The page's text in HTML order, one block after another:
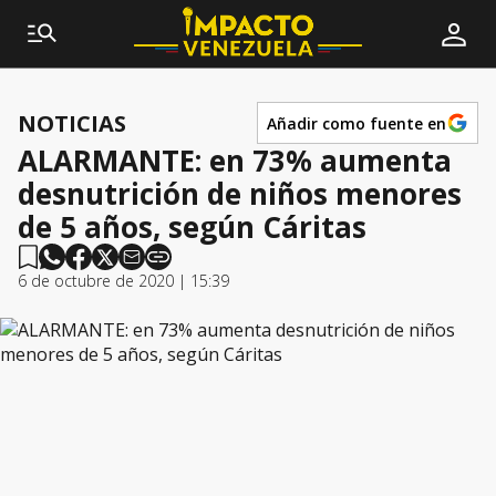
NOTICIAS Añadir como fuente en
ALARMANTE: en 73% aumenta
desnutrición de niños menores
de 5 años, según Cáritas
6 de octubre de 2020 | 15:39